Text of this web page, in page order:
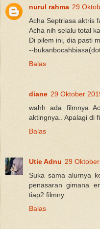
nurul rahma 29
Acha Septriasa aktris
Acha nih selalu total
Di pilem ini, dia pasti
--
Balas
diane 29 Oktober
wahh ada filmnya
aktingnya.. Apalagi di
Balas
Utie Adnu 29
Suka sama alurnya
penasaran gimana
tiap2 filmny
Balas